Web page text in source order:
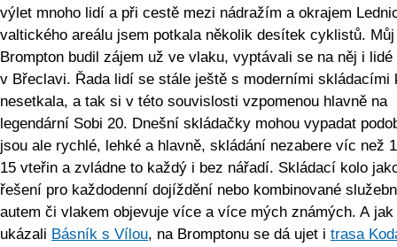
výlet mnoho lidí a při cestě mezi nádražím a okrajem
valtického areálu jsem potkala několik desítek cyklistů. Můj
Brompton budil zájem už ve vlaku, vyptávali se na něj i lidé
v Břeclavi. Řada lidí se stále ještě s moderními skládacími
nesetkala, a tak si v této souvislosti vzpomenou hlavně na
legendární Sobi 20. Dnešní skládačky mohou vypadat
jsou ale rychlé, lehké a hlavně, skládání nezabere víc než
15 vteřin a zvládne to každý i bez nářadí. Skládací kolo
řešení pro každodenní dojíždění nebo kombinované
autem či vlakem objevuje více a více mých známých. A jak
ukázali Básník s Vílou, na Bromptonu se dá ujet i trasa